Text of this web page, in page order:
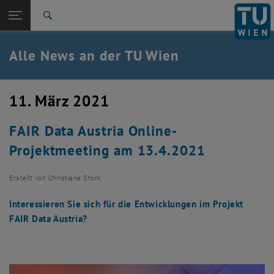
TU Login
Quicklinks
Quicklinks-Menü umschalten
Studium
Karriere
Zurück: Subseiten von TU Wien Startseite auflisten
Zurück zur letzten Ebene:
TU Wien Startseite
Übersicht
Alle News an der TU Wien
11. März 2021
FAIR Data Austria Online-
Projektmeeting am 13.4.2021
Erstellt von Christiane Stork
Interessieren Sie sich für die Entwicklungen im Projekt
FAIR Data Austria?